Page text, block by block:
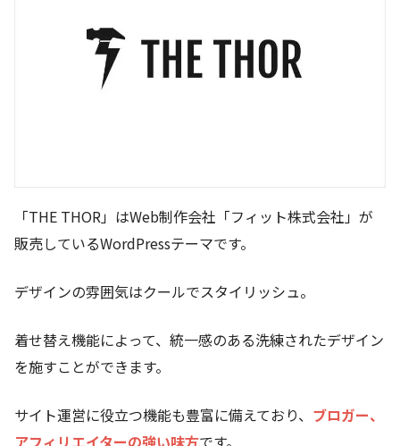
「THE THOR」はWeb制作会社「フィット株式会社」が
販売しているWordPressテーマです。
デザインの雰囲気はクールでスタイリッシュ。
着せ替え機能によって、統一感のある洗練されたデザイン
を施すことができます。
サイト運営に役立つ機能も豊富に備えており、 ブロガー、
アフィリエイターの強い味方です。